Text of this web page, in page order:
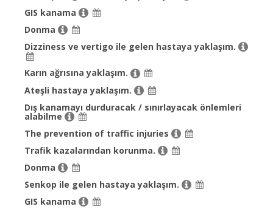
GIS kanama
Donma
Dizziness ve vertigo ile gelen hastaya yaklaşım.
Karın ağrısına yaklaşım.
Ateşli hastaya yaklaşım.
Dış kanamayı durduracak / sınırlayacak önlemleri
alabilme
The prevention of traffic injuries
Trafik kazalarından korunma.
Donma
Senkop ile gelen hastaya yaklaşım.
GIS kanama